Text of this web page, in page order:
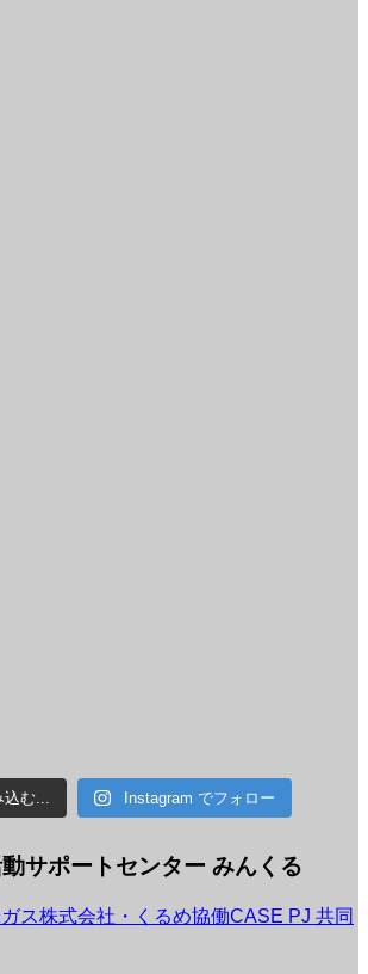
む... Instagram でフォロー
サポートセンター みんくる
ス株式会社・くるめ協働CASE PJ 共同